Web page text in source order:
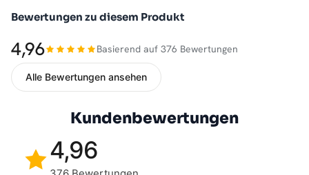
Bewertungen zu diesem Produkt
4,96 Basierend auf 376 Bewertungen
Alle Bewertungen ansehen
Kundenbewertungen
4,96